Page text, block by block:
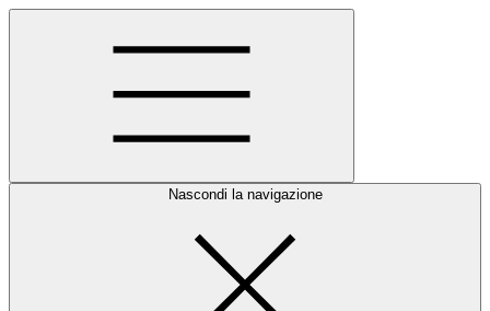
Nascondi la navigazione